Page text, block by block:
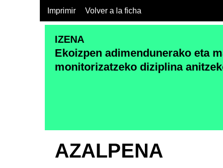
Imprimir Volver a la ficha
IZENA
Ekoizpen adimendunerako eta
monitorizatzeko diziplina
AZALPENA